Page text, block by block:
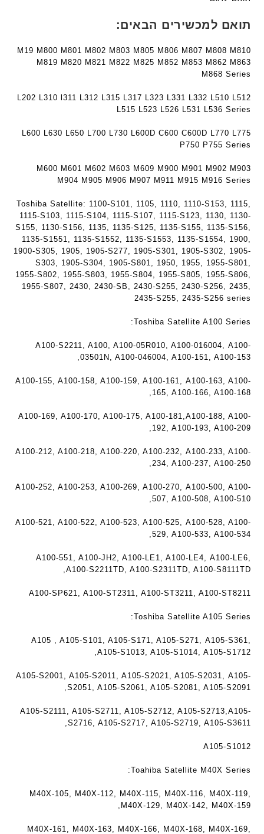
ר
ט
ה
ב
ב
ר
ת
ט
ה
ב
ת
h
ג
ם
K
8
5
ע
ח
ר
י
ט
ה
ב
ע
ב
ר
י
ת
תואם למכשירים הבאים:
M19 M800 M801 M802 M803 M805 M806 M807 M808 M810
M819 M820 M821 M822 M825 M852 M853 M862 M863
M868 Series
L202 L310 l311 L312 L315 L317 L323 L331 L332 L510 L512
L515 L523 L526 L531 L536 Series
L600 L630 L650 L700 L730 L600D C600 C600D L770 L775
P750 P755 Series
M600 M601 M602 M603 M609 M900 M901 M902 M903
M904 M905 M906 M907 M911 M915 M916 Series
Toshiba Satellite: 1100-S101, 1105, 1110, 1110-S153, 1115,
1115-S103, 1115-S104, 1115-S107, 1115-S123, 1130, 1130-
S155, 1130-S156, 1135, 1135-S125, 1135-S155, 1135-S156,
1135-S1551, 1135-S1552, 1135-S1553, 1135-S1554, 1900,
1900-S305, 1905, 1905-S277, 1905-S301, 1905-S302, 1905-
S303, 1905-S304, 1905-S801, 1950, 1955, 1955-S801,
1955-S802, 1955-S803, 1955-S804, 1955-S805, 1955-S806,
1955-S807, 2430, 2430-SB, 2430-S255, 2430-S256, 2435,
2435-S255, 2435-S256 series
Toshiba Satellite A100 Series:
A100-S2211, A100, A100-05R010, A100-016004, A100-
03501N, A100-046004, A100-151, A100-153,
A100-155, A100-158, A100-159, A100-161, A100-163, A100-
165, A100-166, A100-168,
A100-169, A100-170, A100-175, A100-181,A100-188, A100-
192, A100-193, A100-209,
A100-212, A100-218, A100-220, A100-232, A100-233, A100-
234, A100-237, A100-250,
A100-252, A100-253, A100-269, A100-270, A100-500, A100-
507, A100-508, A100-510,
A100-521, A100-522, A100-523, A100-525, A100-528, A100-
529, A100-533, A100-534,
A100-551, A100-JH2, A100-LE1, A100-LE4, A100-LE6,
A100-S2211TD, A100-S2311TD, A100-S8111TD,
A100-SP621, A100-ST2311, A100-ST3211, A100-ST8211
Toshiba Satellite A105 Series:
A105 , A105-S101, A105-S171, A105-S271, A105-S361,
A105-S1013, A105-S1014, A105-S1712,
A105-S2001, A105-S2011, A105-S2021, A105-S2031, A105-
S2051, A105-S2061, A105-S2081, A105-S2091,
A105-S2111, A105-S2711, A105-S2712, A105-S2713,A105-
S2716, A105-S2717, A105-S2719, A105-S3611,
A105-S1012
Toahiba Satellite M40X Series:
M40X-105, M40X-112, M40X-115, M40X-116, M40X-119,
M40X-129, M40X-142, M40X-159,
M40X-161, M40X-163, M40X-166, M40X-168, M40X-169,